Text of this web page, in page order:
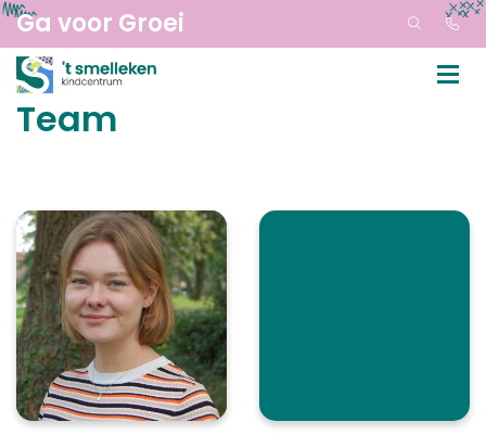
Ga voor Groei
Team